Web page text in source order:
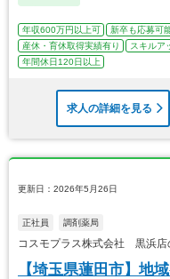
年収600万円以上可 新卒も応募可
産休・育休取得実績有り
スキルア
年間休日120日以上
求人の詳細を見る
更新日：2026年5月26日
正社員 調剤薬局
コスモプラス株式会社 黒浜店
【埼玉県蓮田市】地